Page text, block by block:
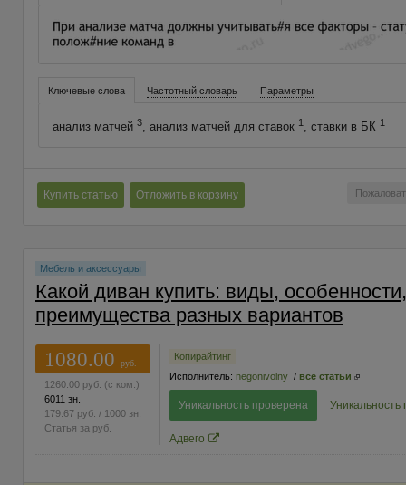
Ключевые слова Частотный словарь Параметры
анализ матчей 3, анализ матчей для ставок 1, ставки в БК 1
Купить статью Отложить в корзину
Мебель и аксессуары
Какой диван купить: виды, особенности,
преимущества разных вариантов
1080.00
руб.
1260.00 руб. (с ком.)
6011 зн.
179.67 руб. / 1000 зн.
Статья за руб.
Копирайтинг
Исполнитель: negonivolny / все статьи
Уникальность проверена Уникальность
Адвего